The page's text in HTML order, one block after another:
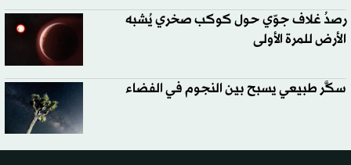
رصدُ غلاف جوّي حول كوكب صخري يُشبه
الأرض للمرة الأولى
سكَّر طبيعي يسبح بين النجوم في الفضاء